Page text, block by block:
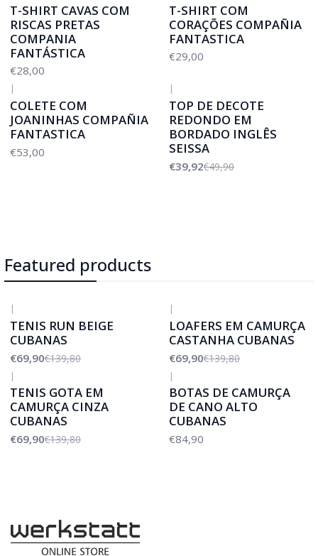
T-SHIRT CAVAS COM
RISCAS PRETAS
COMPANIA
FANTÁSTICA
€28,00
T-SHIRT COM
CORAÇÕES COMPAÑIA
FANTASTICA
€29,00
|
COLETE COM
JOANINHAS COMPAÑIA
FANTASTICA
€53,00
|
TOP DE DECOTE
REDONDO EM
BORDADO INGLÊS
SEISSA
€39,92€49,90
Featured products
|
TENIS RUN BEIGE
CUBANAS
€69,90€139,80
|
LOAFERS EM CAMURÇA
CASTANHA CUBANAS
€69,90€139,80
|
TENIS GOTA EM
CAMURÇA CINZA
CUBANAS
€69,90€139,80
|
BOTAS DE CAMURÇA
DE CANO ALTO
CUBANAS
€84,90